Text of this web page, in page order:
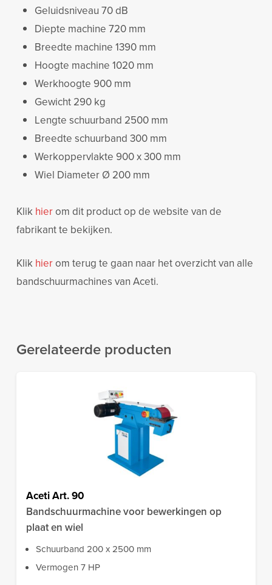
Geluidsniveau 70 dB
Diepte machine 720 mm
Breedte machine 1390 mm
Hoogte machine 1020 mm
Werkhoogte 900 mm
Gewicht 290 kg
Lengte schuurband 2500 mm
Breedte schuurband 300 mm
Werkoppervlakte 900 x 300 mm
Wiel Diameter Ø 200 mm
Klik hierom dit product op de website van de
fabrikant te bekijken.
Klik hierom terug te gaan naar het overzicht van alle
bandschuurmachines van Aceti.
Gerelateerde producten
Aceti Art. 90
Bandschuurmachine voor bewerkingen op
plaat en wiel
Schuurband 200 x 2500 mm
Vermogen 7 HP